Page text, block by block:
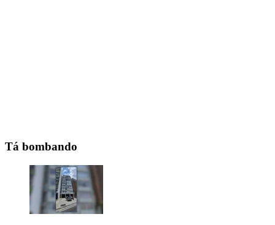
Tá bombando